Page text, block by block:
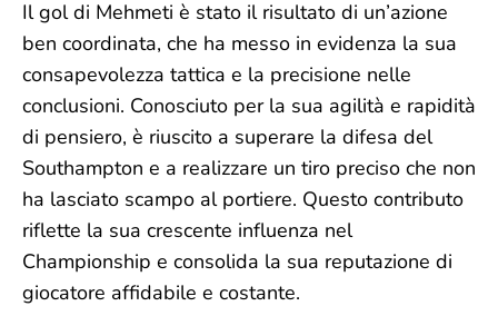
Il gol di Mehmeti è stato il risultato di un’azione
ben coordinata, che ha messo in evidenza la sua
consapevolezza tattica e la precisione nelle
conclusioni. Conosciuto per la sua agilità e rapidità
di pensiero, è riuscito a superare la difesa del
Southampton e a realizzare un tiro preciso che non
ha lasciato scampo al portiere. Questo contributo
riflette la sua crescente influenza nel
Championship e consolida la sua reputazione di
giocatore affidabile e costante.